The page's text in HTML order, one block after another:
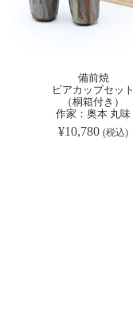
備前焼
ビアカップセット
（桐箱付き）
作家：奥本 丸味
¥10,780 (税込)